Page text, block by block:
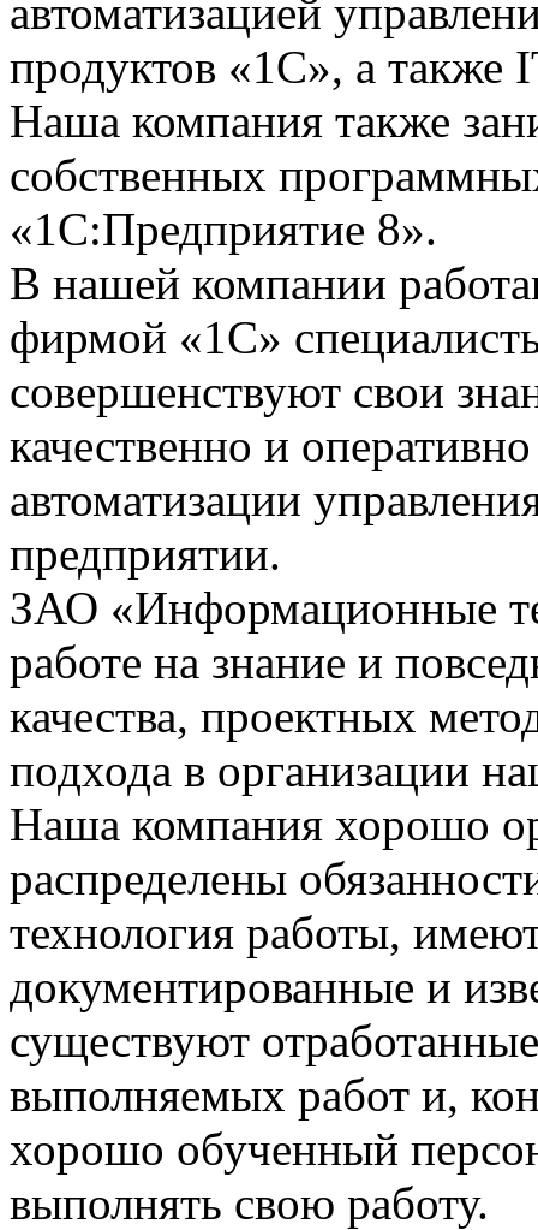
автоматизацией
продуктов «1С», а также
Наша компания также
собственных
«1С:Предприятие 8».
В нашей компании
фирмой «1С»
совершенствуют свои
качественно и
автоматизации
предприятии.
ЗАО «Информационные
работе на знание и
качества, проектных
подхода в организации
Наша компания хорошо
распределены
технология работы,
документированные и
существуют
выполняемых работ и,
хорошо обученный
выполнять свою работу.